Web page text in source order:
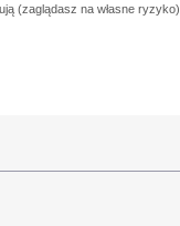
(zaglądasz na własne ryzyko)